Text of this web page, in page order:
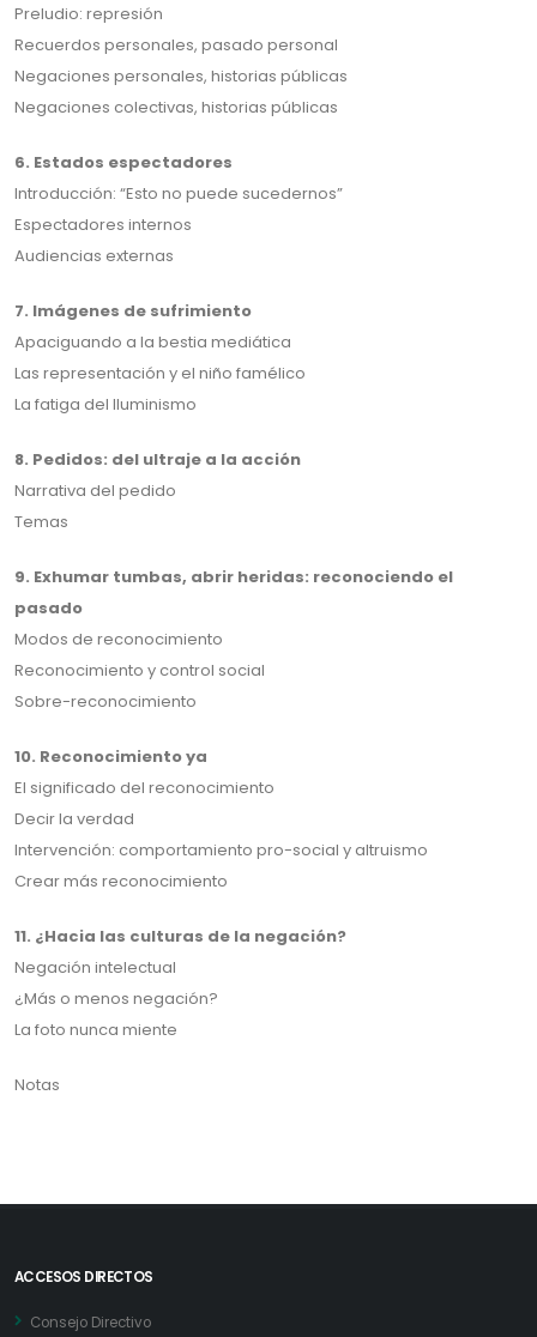
Preludio: represión
Recuerdos personales, pasado personal
Negaciones personales, historias públicas
Negaciones colectivas, historias públicas
6. Estados espectadores
Introducción: “Esto no puede sucedernos”
Espectadores internos
Audiencias externas
7. Imágenes de sufrimiento
Apaciguando a la bestia mediática
Las representación y el niño famélico
La fatiga del Iluminismo
8. Pedidos: del ultraje a la acción
Narrativa del pedido
Temas
9. Exhumar tumbas, abrir heridas: reconociendo el
pasado
Modos de reconocimiento
Reconocimiento y control social
Sobre-reconocimiento
10. Reconocimiento ya
El significado del reconocimiento
Decir la verdad
Intervención: comportamiento pro-social y altruismo
Crear más reconocimiento
11. ¿Hacia las culturas de la negación?
Negación intelectual
¿Más o menos negación?
La foto nunca miente
Notas
ACCESOS DIRECTOS
Consejo Directivo